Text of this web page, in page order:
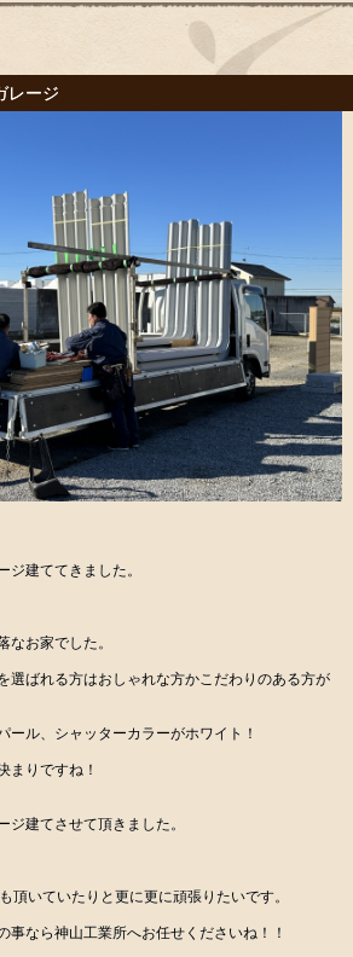
レージ
ジ建ててきました。
なお家でした。
選ばれる方はおしゃれな方かこだわりのある方が
ール、シャッターカラーがホワイト！
まりですね！
ジ建てさせて頂きました。
頂いていたりと更に更に頑張りたいです。
事なら神山工業所へお任せくださいね！！